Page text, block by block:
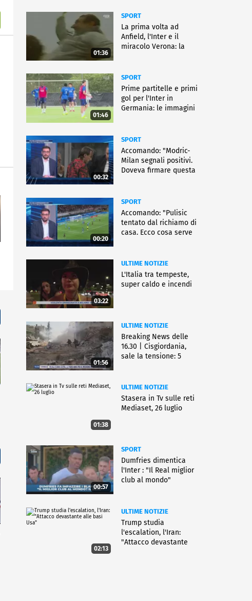
01:36
SPORT
La prima volta ad
Anfield, l'Inter e il
miracolo Verona: la
01:46
SPORT
Prime partitelle e primi
gol per l'Inter in
Germania: le immagini
00:32
SPORT
Accomando: "Modric-
Milan segnali positivi.
Doveva firmare questa
00:20
SPORT
Accomando: "Pulisic
tentato dal richiamo di
casa. Ecco cosa serve
03:22
ULTIME NOTIZIE
L'Italia tra tempeste,
super caldo e incendi
01:56
ULTIME NOTIZIE
Breaking News delle
16.30 | Cisgiordania,
sale la tensione: 5
01:38
ULTIME NOTIZIE
Stasera in Tv sulle reti
Mediaset, 26 luglio
00:57
SPORT
Dumfries dimentica
l'Inter : "Il Real miglior
club al mondo"
02:13
ULTIME NOTIZIE
Trump studia
l'escalation, l'Iran:
"Attacco devastante